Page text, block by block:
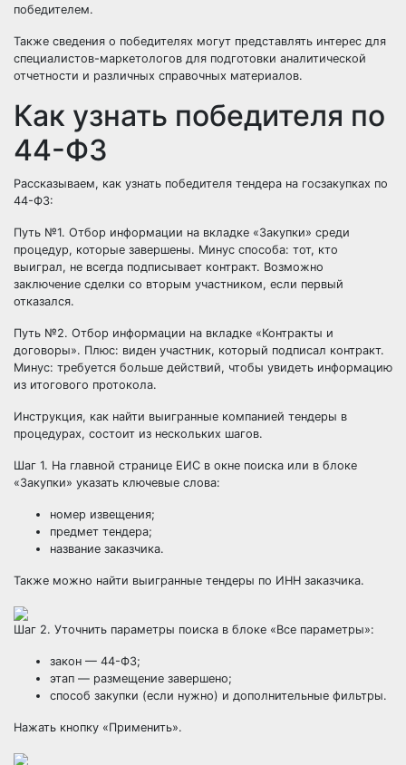
победителем.
Также сведения о победителях могут представлять интерес для
специалистов-маркетологов для подготовки аналитической
отчетности и различных справочных материалов.
Как узнать победителя по
44-ФЗ
Рассказываем, как узнать победителя тендера на госзакупках по
44-ФЗ:
Путь №1. Отбор информации на вкладке «Закупки» среди
процедур, которые завершены. Минус способа: тот, кто
выиграл, не всегда подписывает контракт. Возможно
заключение сделки со вторым участником, если первый
отказался.
Путь №2. Отбор информации на вкладке «Контракты и
договоры». Плюс: виден участник, который подписал контракт.
Минус: требуется больше действий, чтобы увидеть информацию
из итогового протокола.
Инструкция, как найти выигранные компанией тендеры в
процедурах, состоит из нескольких шагов.
Шаг 1. На главной странице ЕИС в окне поиска или в блоке
«Закупки» указать ключевые слова:
номер извещения;
предмет тендера;
название заказчика.
Также можно найти выигранные тендеры по ИНН заказчика.
Шаг 2. Уточнить параметры поиска в блоке «Все параметры»:
закон — 44-ФЗ;
этап — размещение завершено;
способ закупки (если нужно) и дополнительные фильтры.
Нажать кнопку «Применить».